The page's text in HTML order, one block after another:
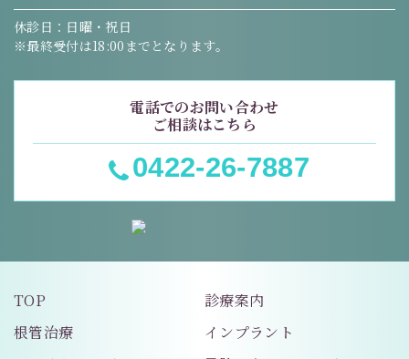
休診日：日曜・祝日
※最終受付は18:00までとなります。
電話でのお問い合わせ
ご相談はこちら
0422-26-7887
TOP
診療案内
根管治療
インプラント